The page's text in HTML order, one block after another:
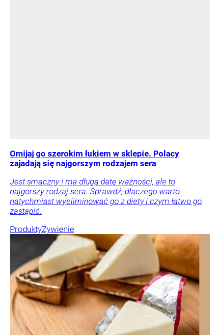
Omijaj go szerokim łukiem w sklepie. Polacy
zajadają się najgorszym rodzajem sera
Jest smaczny i ma długą datę ważności, ale to
najgorszy rodzaj sera. Sprawdź, dlaczego warto
natychmiast wyeliminować go z diety i czym łatwo go
zastąpić.
ProduktyŻywienie